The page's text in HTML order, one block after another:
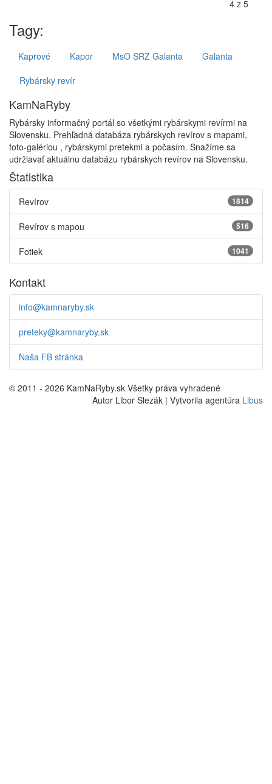
Tagy:
Kaprové Kapor MsO SRZ Galanta
Galanta
Rybársky revír
KamNaRyby
Rybársky informačný portál so všetkými rybárskymi revírmi na
Slovensku. Prehľadná databáza rybárskych revírov s mapami,
foto-galériou , rybárskymi pretekmi a počasím. Snažíme sa
udržiavať aktuálnu databázu rybárskych revírov na Slovensku.
Štatistika
1814
Revírov
516
Revírov s mapou
1041
Fotiek
Kontakt
info@kamnaryby.sk
preteky@kamnaryby.sk
Naša FB stránka
© 2011 - 2026 KamNaRyby.sk Všetky práva vyhradené
Autor Libor Slezák | Vytvorila agentúra Libus